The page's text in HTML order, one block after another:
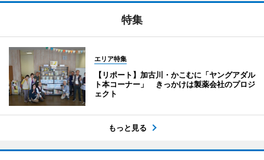
特集
エリア特集
【リポート】加古川・かこむに「ヤングアダル
ト本コーナー」 きっかけは製薬会社のプロジ
ェクト
もっと見る